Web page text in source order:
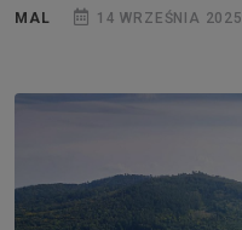
MAL 14 WRZEŚNIA 2025